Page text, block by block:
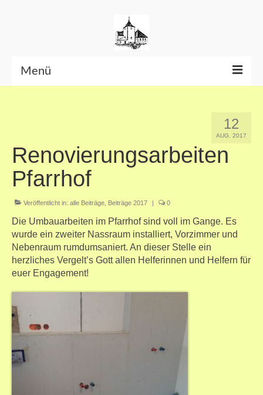
Menü
12
AUG. 2017
Renovierungsarbeiten
Pfarrhof
Veröffentlicht in: alle Beiträge Beiträge 2017 | 0
Die Umbauarbeiten im Pfarrhof sind voll im Gange. Es
wurde ein zweiter Nassraum installiert, Vorzimmer und
Nebenraum rumdumsaniert. An dieser Stelle ein
herzliches Vergelt’s Gott allen Helferinnen und Helfern für
euer Engagement!